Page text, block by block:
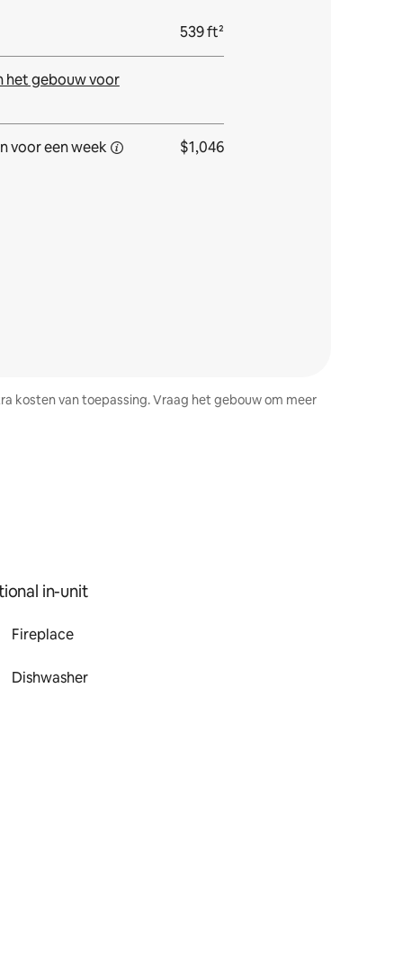
539 ft²
het gebouw voor
vooreen week $1,046
kosten van toepassing. Vraag het gebouw om meer
in-unit
Fireplace
Dishwasher